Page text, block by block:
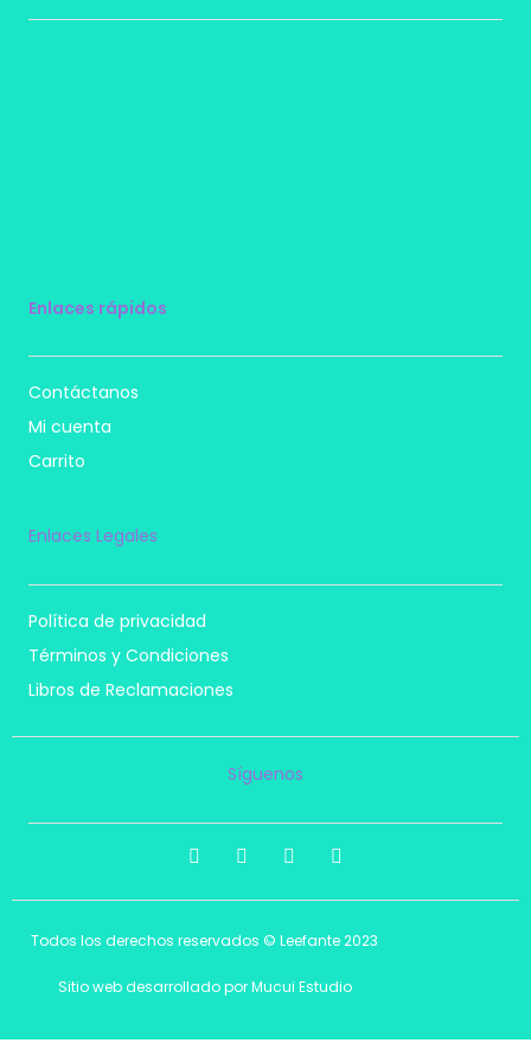
Enlaces rápidos
Contáctanos
Mi cuenta
Carrito
Enlaces Legales
Política de privacidad
Términos y Condiciones
Libros de Reclamaciones
Síguenos
I
s
a
g
a
F
c
b
o
k
T
k
o
k
P
n
e
r
s
Todos los derechos reservados © Leefante 2023
Sitio web desarrollado por Mucui Estudio